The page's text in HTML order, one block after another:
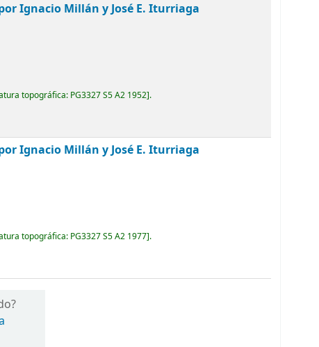
Ignacio Millán y José E. Iturriaga
topográfica: PG3327 S5 A2 1952 .
Ignacio Millán y José E. Iturriaga
topográfica: PG3327 S5 A2 1977 .